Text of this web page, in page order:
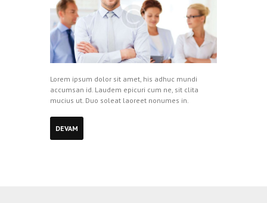
Lorem ipsum dolor sit amet, his adhuc mundi
accumsan id. Laudem epicuri cum ne, sit clita
mucius ut. Duo soleat laoreet nonumes in.
DEVAM